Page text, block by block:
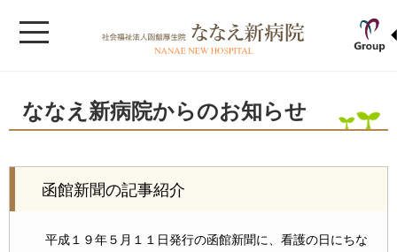
ななえ新病院からのお知らせ
函館新聞の記事紹介
平成１９年５月１１日発行の函館新聞に、看護の日にちな